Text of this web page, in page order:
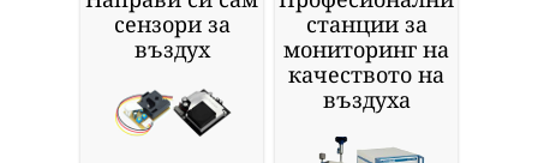
сензори за
въздух
станции за
мониторинг на
качеството на
въздуха